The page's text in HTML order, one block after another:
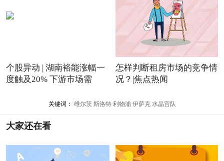
个股异动 | 湖南裕能涨幅一
度触及20% 下游市场需
怎样判断租房市场的竞争情
况？|焦点热闻
关键词： 维尔茨 斯洛特 利物浦 伊萨克 水晶宫队
大家还在看